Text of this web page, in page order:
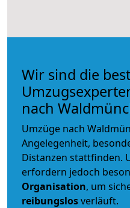
Wir sind die
nach
Umzüge nach
Angelegenheit,
Distanzen stattfinden.
erfordern jedoch
Organisation, um
reibungslosverläuft.